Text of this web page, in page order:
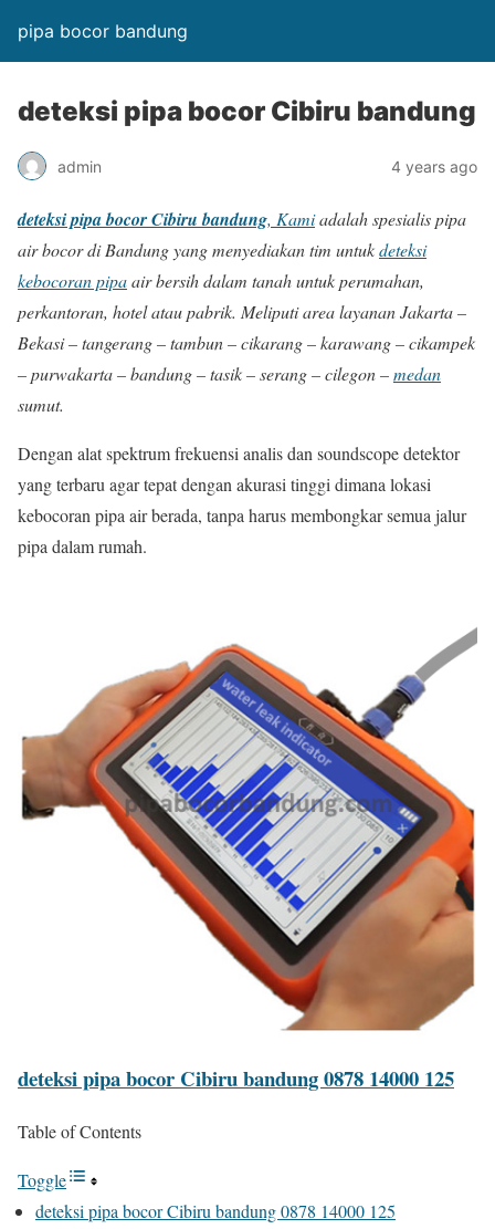
pipa bocor bandung
deteksi pipa bocor Cibiru bandung
admin 4 years ago
deteksi pipa bocor Cibiru bandung, Kamiadalah spesialis pipa
air bocor di Bandung yang menyediakan tim untukdeteksi
kebocoran pipaair bersih dalam tanah untuk perumahan,
perkantoran, hotel atau pabrik. Meliputi area layanan Jakarta –
Bekasi – tangerang – tambun – cikarang – karawang – cikampek
– purwakarta – bandung – tasik – serang – cilegon –medan
sumut.
Dengan alat spektrum frekuensi analis dan soundscope detektor
yang terbaru agar tepat dengan akurasi tinggi dimana lokasi
kebocoran pipa air berada, tanpa harus membongkar semua jalur
pipa dalam rumah.
deteksi pipa bocor Cibiru bandung 0878 14000 125
Table of Contents
Toggle
deteksi pipa bocor Cibiru bandung 0878 14000 125